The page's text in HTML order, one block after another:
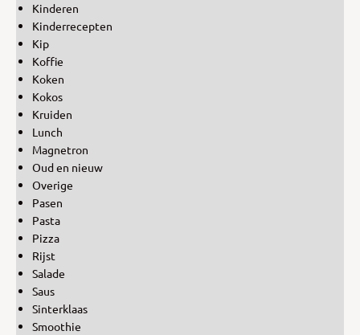
Kinderen
Kinderrecepten
Kip
Koffie
Koken
Kokos
Kruiden
Lunch
Magnetron
Oud en nieuw
Overige
Pasen
Pasta
Pizza
Rijst
Salade
Saus
Sinterklaas
Smoothie